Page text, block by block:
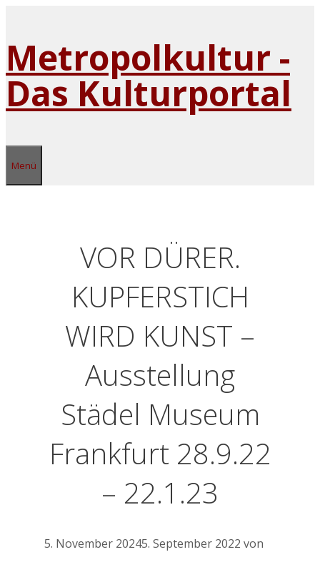
springen
Metropolkultur -
Das Kulturportal
Menü
VOR DÜRER.
KUPFERSTICH
WIRD KUNST –
Ausstellung
Städel Museum
Frankfurt 28.9.22
– 22.1.23
5. November 20245. September 2022 von